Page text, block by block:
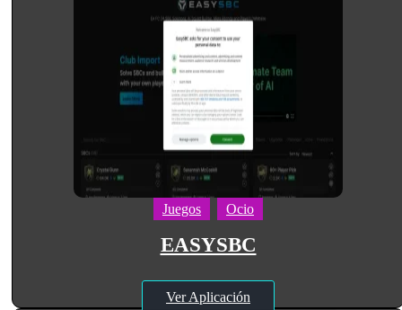
Juegos Ocio
EASYSBC
Ver Aplicación